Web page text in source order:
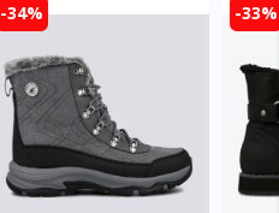
-34% -33%